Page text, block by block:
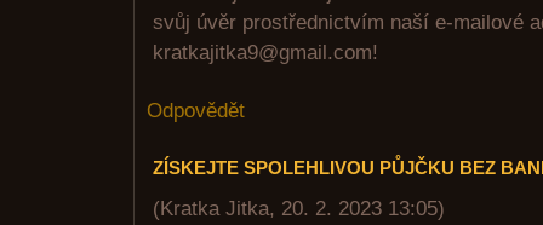
svůj úvěr prostřednictvím naší e-mailové
kratkajitka9@gmail.com!
Odpovědět
ZÍSKEJTE SPOLEHLIVOU PŮJČKU BEZ
(Kratka Jitka, 20. 2. 2023 13:05)